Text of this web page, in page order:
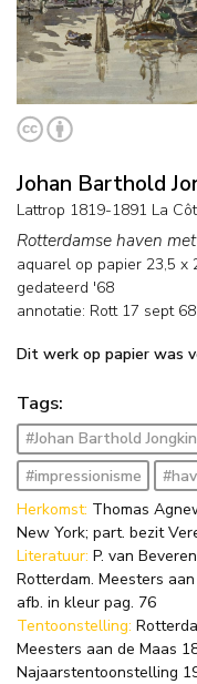
Johan Barthold
Lattrop 1819-1891 La
Rotterdamse haven
aquarel op papier 23,5 x
gedateerd '68
annotatie: Rott 17 sept 68
Dit werk op papier was
Tags:
#Johan Barthold
#impressionisme
Herkomst: Thomas
New York; part. bezit
Literatuur: P. van
Rotterdam. Meesters
afb. in kleur pag. 76
Tentoonstelling:
Meesters aan de Maas
Najaarstentoonstelling